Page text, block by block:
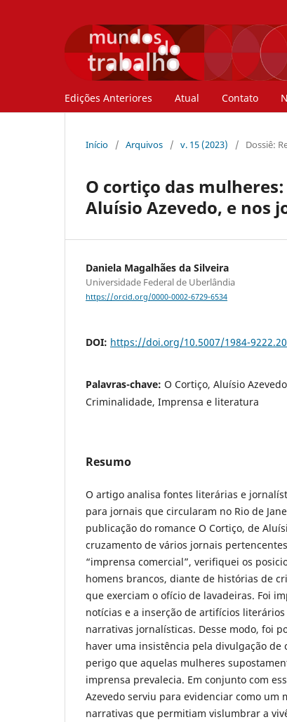
Edições Anteriores Atual Contato
Início / Arquivos / v. 15 (2023) / Dossiê:
O cortiço das
Aluísio Azevedo, e nos
Daniela Magalhães da Silveira
Universidade Federal de Uberlândia
https://orcid.org/0000-0002-6729-6534
DOI: https://doi.org/10.5007/1984-
Palavras-chave: O Cortiço, Aluísio
Criminalidade, Imprensa e literatura
Resumo
O artigo analisa fontes literárias e
para jornais que circularam no Rio de
publicação do romance O Cortiço, de
cruzamento de vários jornais
“imprensa comercial”, verifiquei os
homens brancos, diante de histórias de
que exerciam o ofício de lavadeiras. Foi
notícias e a inserção de artifícios
narrativas jornalísticas. Desse modo, foi
haver uma insistência pela divulgação de
perigo que aquelas mulheres
imprensa prevalecia. Em conjunto com
Azevedo serviu para evidenciar como um
narrativas que permitiam vislumbrar a